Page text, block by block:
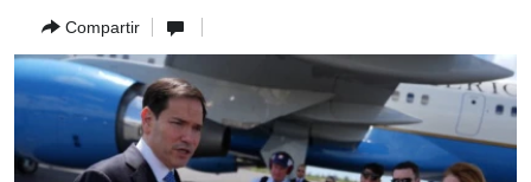
principal
búsqueda
SOBRE CUBA
DEPORTES
ARTE Y ENTRETENIMIENTO
OPINIÓN GRÁFICA
AUDIOVISUALES MARTÍ
Compartir